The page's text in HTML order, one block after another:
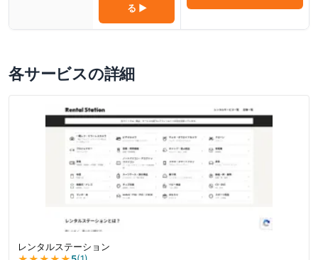
る ▶
各サービスの詳細
レンタルステーション